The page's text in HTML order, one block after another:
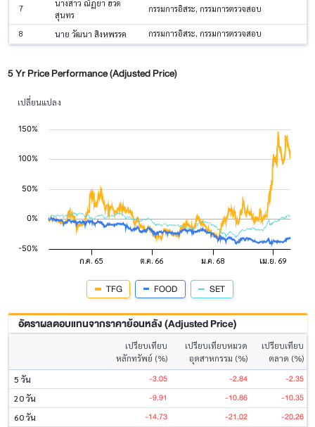
7
นางสาว ณัฏยา ฮวด
สุนทร
กรรมการอิสระ, กรรมการตรวจสอบ
8 นาย วัฒนา สิงหพรรค กรรมการอิสระ, กรรมการตรวจสอบ
5 Yr Price Performance (Adjusted Price)
เปลี่ยนแปลง
TFG FOOD SET
อัตราผลตอบแทนจากราคาย้อนหลัง (Adjusted Price)
เปรียบเทียบ
หลักทรัพย์ (%)
เปรียบเทียบหมวด
อุตสาหกรรม (%)
เปรียบเทียบ
ตลาด (%)
5 วัน
-3.05 -2.84 -2.35
20 วัน -9.91 -10.86 -10.35
60 วัน -14.73 -21.02 -20.26